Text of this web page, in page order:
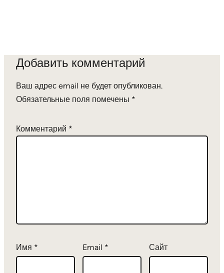
Добавить комментарий
Ваш адрес email не будет опубликован.
Обязательные поля помечены *
Комментарий *
Имя * Email * Сайт